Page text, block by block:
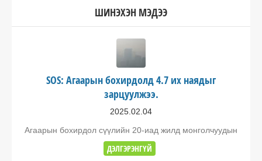
ШИНЭХЭН МЭДЭЭ
SOS: Агаарын бохирдолд 4.7 их наядыг
зарцуулжээ.
2025.02.04
Агаарын бохирдол сүүлийн 20-иад жилд монголчуудын
ДЭЛГЭРЭНГҮЙ